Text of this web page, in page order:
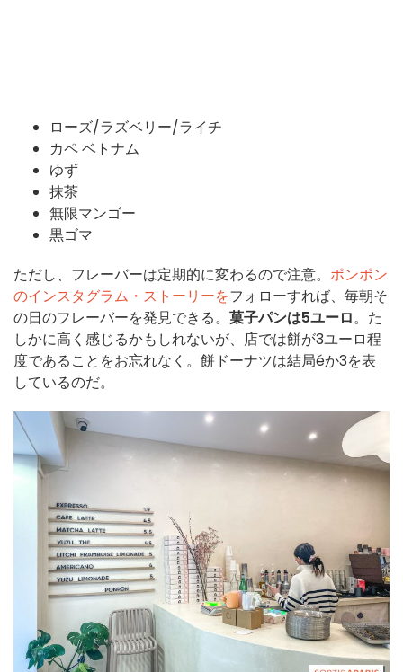
ローズ/ラズベリー/ライチ
カペベトナム
ゆず
抹茶
無限マンゴー
黒ゴマ
ただし、フレーバーは定期的に変わるので注意。 ポンポン
のインスタグラム・ストーリーをフォローすれば、毎朝そ
の日のフレーバーを発見できる。 菓子パンは5ユーロ。た
しかに高く感じるかもしれないが、店では餅が3ユーロ程
度であることをお忘れなく。餅ドーナツは結局éか3を表
しているのだ。